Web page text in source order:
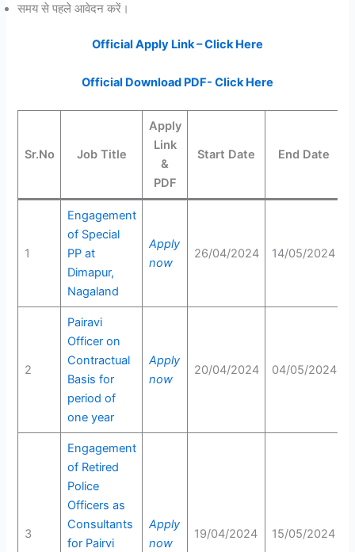
समय से पहले आवेदन करें।
Official Apply Link – Click Here
Official Download PDF- Click Here
Sr.No Job Title
Apply
Link
&
PDF
Start Date End Date
1
Engagement
of Special
PP at
Dimapur,
Nagaland
Apply
now
26/04/2024 14/05/2024
2
Pairavi
Officer on
Contractual
Basis for
period of
one year
Apply
now
20/04/2024 04/05/2024
3
Engagement
of Retired
Police
Officers as
Consultants
for Pairvi
Apply
now
19/04/2024 15/05/2024